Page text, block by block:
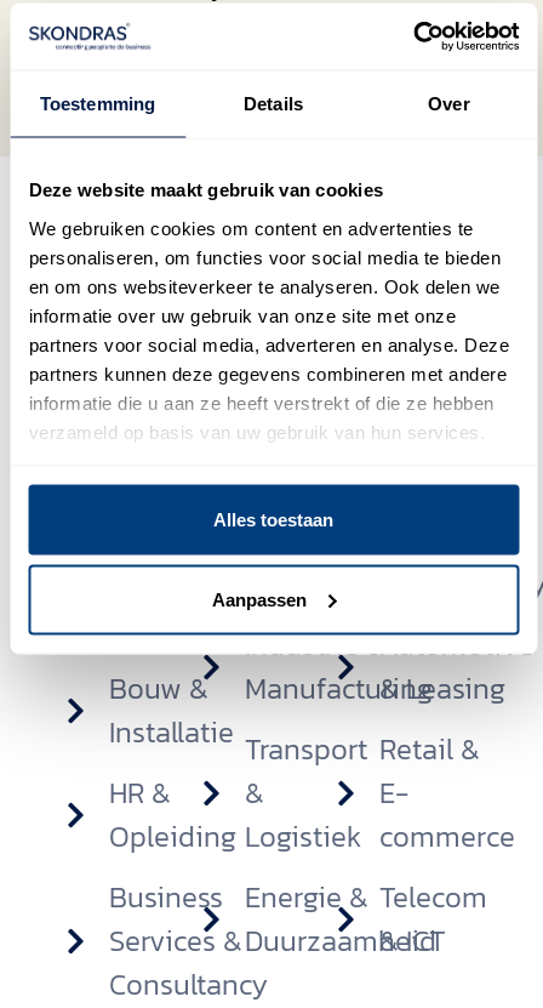
Toestemming Details Over
Deze website maakt gebruik van cookies
We gebruiken cookies om content en advertenties te
personaliseren, om functies voor social media te bieden
en om ons websiteverkeer te analyseren. Ook delen we
informatie over uw gebruik van onze site met onze
partners voor social media, adverteren en analyse. Deze
partners kunnen deze gegevens combineren met andere
informatie die u aan ze heeft verstrekt of die ze hebben
verzameld op basis van uw gebruik van hun services.
Alles toestaan
Aanpassen
absolute prioriteit is.
Wij werken voor
de volgende
branches
Health
Bouw &
Installatie
HR &
Opleiding
Business
Services &
Consultancy
IT &
Technologie
Industrie &
Manufacturing
Transport
&
Logistiek
Energie &
Duurzaamheid
Automotive
& Leasing
Retail &
E-
commerce
Telecom
& ICT